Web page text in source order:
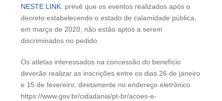
NESTE LINK, prevê que os eventos realizados após o
decreto estabelecendo o estado de calamidade pública,
em março de 2020, não estão aptos a serem
discriminados no pedido.
Os atletas interessados na concessão do benefício
deverão realizar as inscrições entre os dias 26 de janeiro
e 15 de fevereiro, diretamente no endereço eletrônico
https://www.gov.br/cidadania/pt-br/acoes-e-